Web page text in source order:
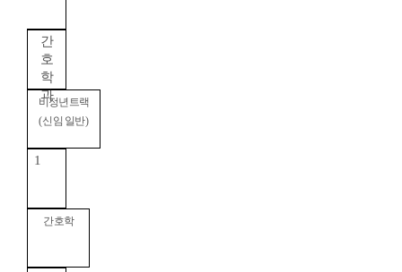
간
호
학
과
비정년트랙
(신임 일반)
1
간호학